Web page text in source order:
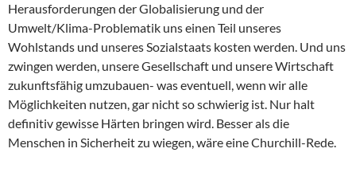
Herausforderungen der Globalisierung und der
Umwelt/Klima-Problematik uns einen Teil unseres
Wohlstands und unseres Sozialstaats kosten werden. Und uns
zwingen werden, unsere Gesellschaft und unsere Wirtschaft
zukunftsfähig umzubauen- was eventuell, wenn wir alle
Möglichkeiten nutzen, gar nicht so schwierig ist. Nur halt
definitiv gewisse Härten bringen wird. Besser als die
Menschen in Sicherheit zu wiegen, wäre eine Churchill-Rede.